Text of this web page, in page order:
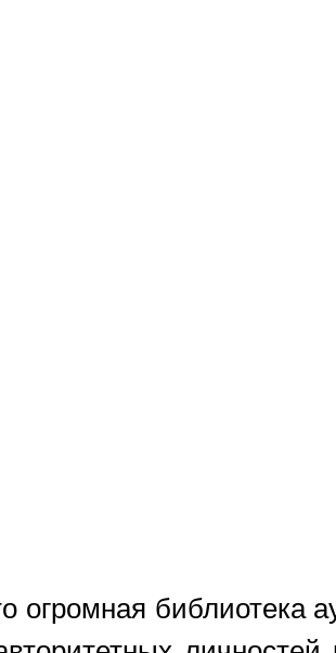
огромная библиотека